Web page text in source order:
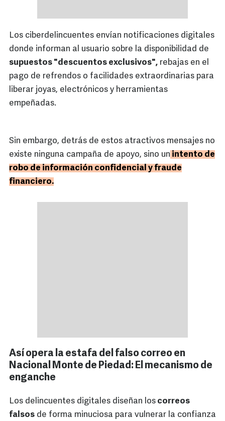
Los ciberdelincuentes envían notificaciones digitales
donde informan al usuario sobre la disponibilidad de
supuestos "descuentos exclusivos", rebajas en el
pago de refrendos o facilidades extraordinarias para
liberar joyas, electrónicos y herramientas
empeñadas.
Sin embargo, detrás de estos atractivos mensajes no
existe ninguna campaña de apoyo, sino un intento de
robo de información confidencial y fraude
financiero.
Así opera la estafa del falso correo en
Nacional Monte de Piedad: El mecanismo de
enganche
Los delincuentes digitales diseñan los correos
falsos de forma minuciosa para vulnerar la confianza